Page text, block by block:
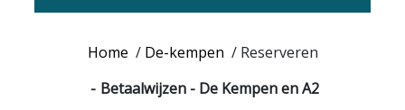
Home / De-kempen / Reserveren
Betaalwijzen - De Kempen en A2